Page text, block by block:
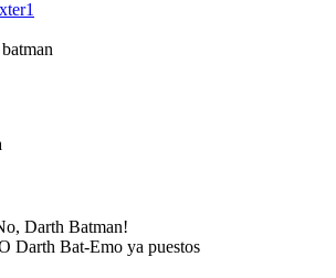
Darth Batman!
Darth Bat-Emo ya puestos